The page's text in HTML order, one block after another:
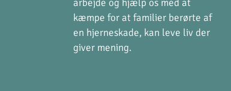
arbejde og hjælp os med at
kæmpe for at familier berørte af
en hjerneskade, kan leve liv der
giver mening.